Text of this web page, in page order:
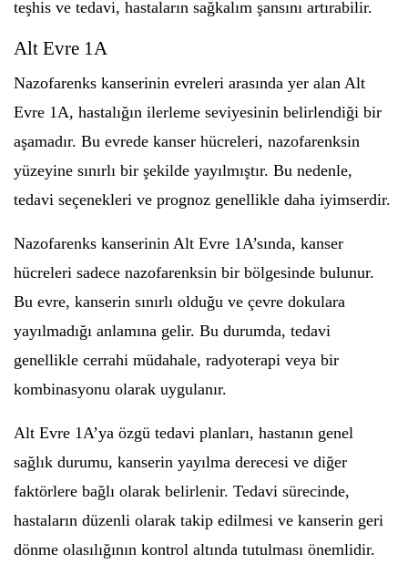
teşhis ve tedavi, hastaların sağkalım şansını artırabilir.
Alt Evre 1A
Nazofarenks kanserinin evreleri arasında yer alan Alt
Evre 1A, hastalığın ilerleme seviyesinin belirlendiği bir
aşamadır. Bu evrede kanser hücreleri, nazofarenksin
yüzeyine sınırlı bir şekilde yayılmıştır. Bu nedenle,
tedavi seçenekleri ve prognoz genellikle daha iyimserdir.
Nazofarenks kanserinin Alt Evre 1A’sında, kanser
hücreleri sadece nazofarenksin bir bölgesinde bulunur.
Bu evre, kanserin sınırlı olduğu ve çevre dokulara
yayılmadığı anlamına gelir. Bu durumda, tedavi
genellikle cerrahi müdahale, radyoterapi veya bir
kombinasyonu olarak uygulanır.
Alt Evre 1A’ya özgü tedavi planları, hastanın genel
sağlık durumu, kanserin yayılma derecesi ve diğer
faktörlere bağlı olarak belirlenir. Tedavi sürecinde,
hastaların düzenli olarak takip edilmesi ve kanserin geri
dönme olasılığının kontrol altında tutulması önemlidir.